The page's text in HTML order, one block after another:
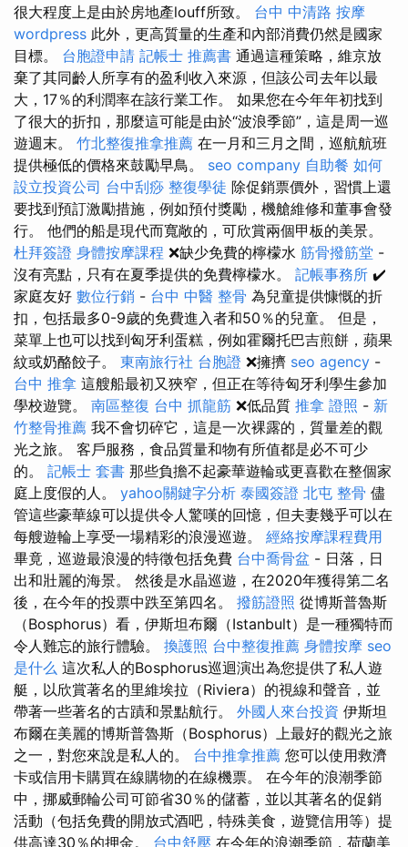
很大程度上是由於房地產louff所致。 台中 中清路 按摩
wordpress 此外，更高質量的生產和內部消費仍然是國家
目標。 台胞證申請 記帳士 推薦書 通過這種策略，維京放
棄了其同齡人所享有的盈利收入來源，但該公司去年以最
大，17％的利潤率在該行業工作。 如果您在今年年初找到
了很大的折扣，那麼這可能是由於“波浪季節”，這是周一巡
遊週末。 竹北整復推拿推薦 在一月和三月之間，巡航航班
提供極低的價格來鼓勵早鳥。 seo company 自助餐 如何
設立投資公司 台中刮痧 整復學徒 除促銷票價外，習慣上還
要找到預訂激勵措施，例如預付獎勵，機艙維修和董事會發
行。 他們的船是現代而寬敞的，可欣賞兩個甲板的美景。
杜拜簽證 身體按摩課程 ❌缺少免費的檸檬水 筋骨撥筋堂 -
沒有亮點，只有在夏季提供的免費檸檬水。 記帳事務所 ✔️
家庭友好 數位行銷 - 台中 中醫 整骨 為兒童提供慷慨的折
扣，包括最多0-9歲的免費進入者和50％的兒童。 但是，
菜單上也可以找到匈牙利蛋糕，例如霍爾托巴吉煎餅，蘋果
紋或奶酪餃子。 東南旅行社 台胞證 ❌擁擠 seo agency -
台中 推拿 這艘船最初又狹窄，但正在等待匈牙利學生參加
學校遊覽。 南區整復 台中 抓龍筋 ❌低品質 推拿 證照 - 新
竹整骨推薦 我不會切碎它，這是一次裸露的，質量差的觀
光之旅。 客戶服務，食品質量和物有所值都是必不可少
的。 記帳士 套書 那些負擔不起豪華遊輪或更喜歡在整個家
庭上度假的人。 yahoo關鍵字分析 泰國簽證 北屯 整骨 儘
管這些豪華線可以提供令人驚嘆的回憶，但夫妻幾乎可以在
每艘遊輪上享受一場精彩的浪漫巡遊。 經絡按摩課程費用
畢竟，巡遊最浪漫的特徵包括免費 台中喬骨盆 - 日落，日
出和壯麗的海景。 然後是水晶巡遊，在2020年獲得第二名
後，在今年的投票中跌至第四名。 撥筋證照 從博斯普魯斯
（Bosphorus）看，伊斯坦布爾（Istanbult）是一種獨特而
令人難忘的旅行體驗。 換護照 台中整復推薦 身體按摩 seo
是什么 這次私人的Bosphorus巡迴演出為您提供了私人遊
艇，以欣賞著名的里維埃拉（Riviera）的視線和聲音，並
帶著一些著名的古蹟和景點航行。 外國人來台投資 伊斯坦
布爾在美麗的博斯普魯斯（Bosphorus）上最好的觀光之旅
之一，對您來說是私人的。 台中推拿推薦 您可以使用救濟
卡或信用卡購買在線購物的在線機票。 在今年的浪潮季節
中，挪威郵輪公司可節省30％的儲蓄，並以其著名的促銷
活動（包括免費的開放式酒吧，特殊美食，遊覽信用等）提
供高達30％的押金。 台中舒壓 在今年的浪潮季節，荷蘭美